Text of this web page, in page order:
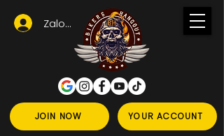
JOIN NOW YOUR ACCOUNT
Zaloguj się